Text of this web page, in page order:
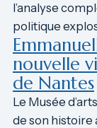
l’analyse
politique
nouvelle
de Nantes
Le Musée
de son histoire